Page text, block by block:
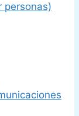
personas)